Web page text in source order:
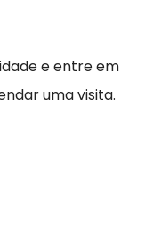
e entre em
uma visita.